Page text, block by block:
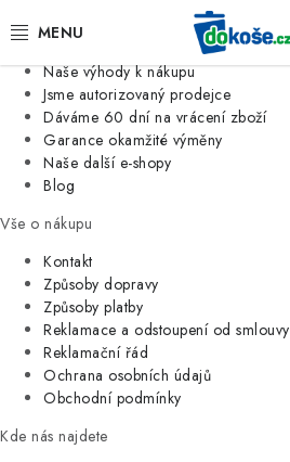
Jsme tradiční česká firma
Naše výhody k nákupu
Jsme autorizovaný prodejce
Dáváme 60 dní na vrácení zboží
Garance okamžité výměny
Naše další e-shopy
Blog
Vše o nákupu
Kontakt
Způsoby dopravy
Způsoby platby
Reklamace a odstoupení od smlouvy
Reklamační řád
Ochrana osobních údajů
Obchodní podmínky
Kde nás najdete
KOŠE
SÁČKY
KUCHYNĚ
ORGANIZACE
DOMÁCNOST
ÚKLID